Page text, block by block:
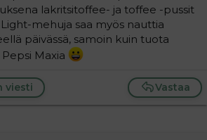
lakritsitoffee- ja toffee -pussit
mehuja saa myös nauttia
päivässä, samoin kuin tuota
Maxia
Vastaa
viesti